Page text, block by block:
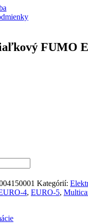
FUMO
Kategórií:
4, EURO-5,